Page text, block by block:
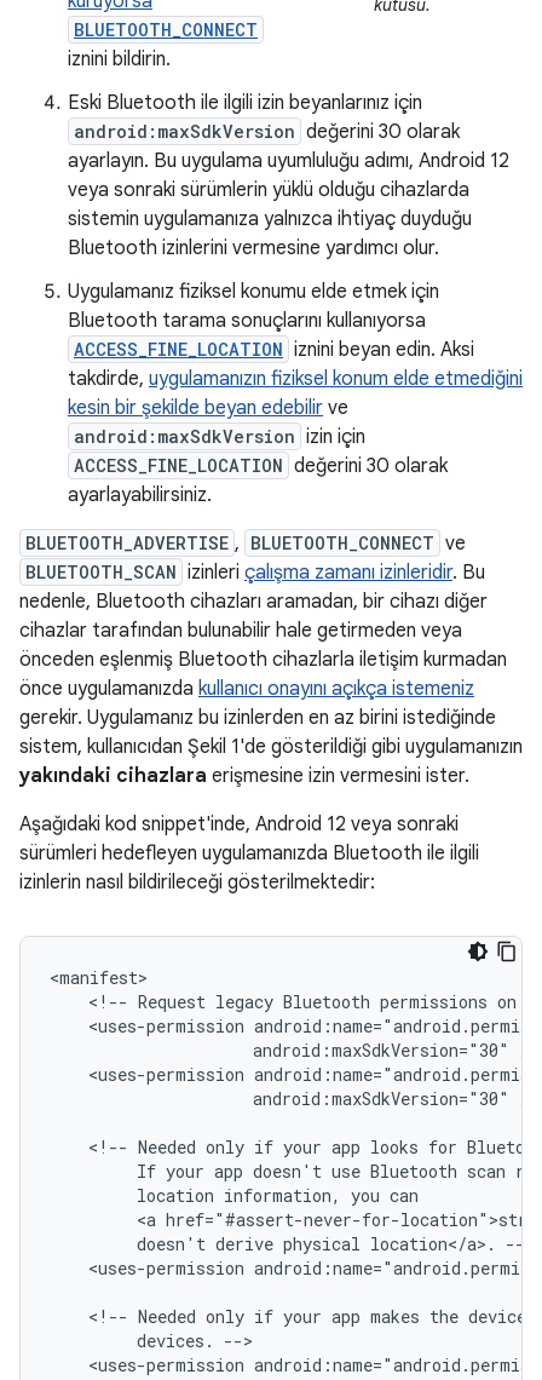
kutusu.
BLUETOOTH_CONNECT
iznini bildirin.
Eski Bluetooth ile ilgili izin beyanlarınız için
android:maxSdkVersion değerini 30 olarak
ayarlayın. Bu uygulama uyumluluğu adımı, Android 12
veya sonraki sürümlerin yüklü olduğu cihazlarda
sistemin uygulamanıza yalnızca ihtiyaç duyduğu
Bluetooth izinlerini vermesine yardımcı olur.
Uygulamanız fiziksel konumu elde etmek için
Bluetooth tarama sonuçlarını kullanıyorsa
ACCESS_FINE_LOCATION iznini beyan edin. Aksi
takdirde, uygulamanızın fiziksel konum elde etmediğini
kesin bir şekilde beyan edebilir ve
android:maxSdkVersion izin için
ACCESS_FINE_LOCATION değerini 30 olarak
ayarlayabilirsiniz.
BLUETOOTH_ADVERTISE , BLUETOOTH_CONNECT ve
BLUETOOTH_SCAN izinleri çalışma zamanı izinleridir. Bu
nedenle, Bluetooth cihazları aramadan, bir cihazı diğer
cihazlar tarafından bulunabilir hale getirmeden veya
önceden eşlenmiş Bluetooth cihazlarla iletişim kurmadan
önce uygulamanızda kullanıcı onayını açıkça istemeniz
gerekir. Uygulamanız bu izinlerden en az birini istediğinde
sistem, kullanıcıdan Şekil 1'de gösterildiği gibi uygulamanızın
yakındaki cihazlara erişmesine izin vermesini ister.
Aşağıdaki kod snippet'inde, Android 12 veya sonraki
sürümleri hedefleyen uygulamanızda Bluetooth ile ilgili
izinlerin nasıl bildirileceği gösterilmektedir:
<!-- Request legacy Bluetooth permissions on
<uses-permission
android:maxSdkVersion="30"
<uses-permission
android:maxSdkVersion="30"
<!-- Needed only if your app looks for
If your app doesn't use Bluetooth scan
location information, you
<a href="#assert-never-for-
doesn't derive physical location</a>.
<uses-permission
<!-- Needed only if your app makes the device
devices.
<uses-permission